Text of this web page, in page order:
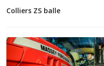
Colliers ZS balle